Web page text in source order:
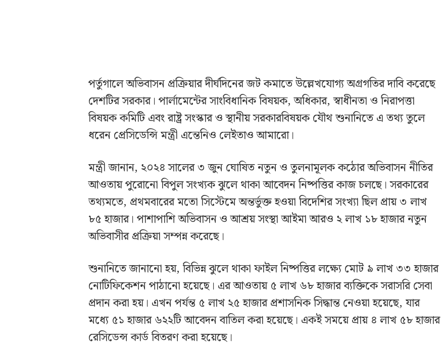
পর্তুগালে অভিবাসন প্রক্রিয়ার দীর্ঘদিনের জট কমাতে উল্লেখযোগ্য অগ্রগতির দাবি করেছে
দেশটির সরকার। পার্লামেন্টের সাংবিধানিক বিষয়ক, অধিকার, স্বাধীনতা ও নিরাপত্তা
বিষয়ক কমিটি এবং রাষ্ট্র সংস্কার ও স্থানীয় সরকারবিষয়ক যৌথ শুনানিতে এ তথ্য তুলে
ধরেন প্রেসিডেন্সি মন্ত্রী এন্তেনিও লেইতাও আমারো।
মন্ত্রী জানান, ২০২৪ সালের ৩ জুন ঘোষিত নতুন ও তুলনামূলক কঠোর অভিবাসন নীতির
আওতায় পুরোনো বিপুল সংখ্যক ঝুলে থাকা আবেদন নিষ্পত্তির কাজ চলছে। সরকারের
তথ্যমতে, প্রথমবারের মতো সিস্টেমে অন্তর্ভুক্ত হওয়া বিদেশির সংখ্যা ছিল প্রায় ৩ লাখ
৮৫ হাজার। পাশাপাশি অভিবাসন ও আশ্রয় সংস্থা আইমা আরও ২ লাখ ১৮ হাজার নতুন
অভিবাসীর প্রক্রিয়া সম্পন্ন করেছে।
শুনানিতে জানানো হয়, বিভিন্ন ঝুলে থাকা ফাইল নিষ্পত্তির লক্ষ্যে মোট ৯ লাখ ৩৩ হাজার
নোটিফিকেশন পাঠানো হয়েছে। এর আওতায় ৫ লাখ ৬৮ হাজার ব্যক্তিকে সরাসরি সেবা
প্রদান করা হয়। এখন পর্যন্ত ৫ লাখ ২৫ হাজার প্রশাসনিক সিদ্ধান্ত নেওয়া হয়েছে, যার
মধ্যে ৫১ হাজার ৬২২টি আবেদন বাতিল করা হয়েছে। একই সময়ে প্রায় ৪ লাখ ৫৮ হাজার
রেসিডেন্স কার্ড বিতরণ করা হয়েছে।